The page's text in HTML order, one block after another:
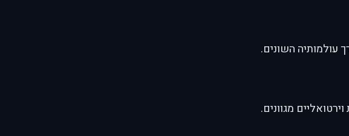
עולמותיה השונים.
מגוונים.